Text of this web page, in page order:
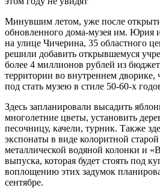
Минувшим летом, уже после
обновленного дома-музея им. Юрия
на улице Чичерина, 35 областного
решили добавить открывшемуся
более 4 миллионов рублей из
территории во внутреннем дворике,
под стать музею в стиле 50-60-х
Здесь запланировали высадить
многолетние цветы, установить
песочницу, качели, турник. Также
экспонаты в виде колоритной
металлической водяной колонки и
выпуска, которая будет стоять под
воплощению этих задумок
сентябре.